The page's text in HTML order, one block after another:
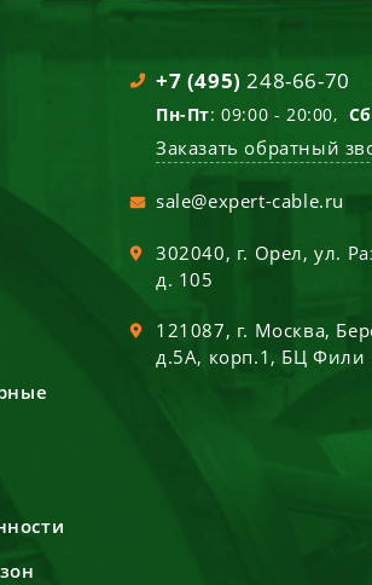
+7 (495) 248-66-70
Пн-Пт: 09:00 - 20:00,
Заказать обратный
sale@expert-cable.ru
302040, г. Орел,ул.
д. 105
121087, г. Москва,
д.5А, корп.1, БЦ Фили